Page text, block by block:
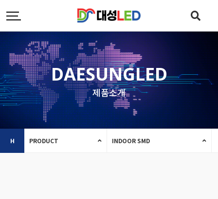
DAESUNGLED
제품소개
H PRODUCT INDOOR SMD